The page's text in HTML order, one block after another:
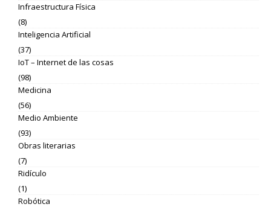
Infraestructura Física
(8)
Inteligencia Artificial
(37)
IoT – Internet de las cosas
(98)
Medicina
(56)
Medio Ambiente
(93)
Obras literarias
(7)
Ridículo
(1)
Robótica